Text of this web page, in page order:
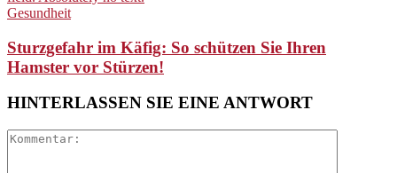
Gesundheit
Sturzgefahr im Käfig: So schützen Sie Ihren
Hamster vor Stürzen!
HINTERLASSEN SIE EINE ANTWORT